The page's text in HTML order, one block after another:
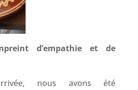
d’empathie et de
nous avons été